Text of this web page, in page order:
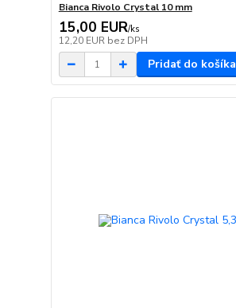
Bianca Rivolo Crystal 10 mm
15,00 EUR/ks
12,20 EUR bez DPH
Pridať do košíka